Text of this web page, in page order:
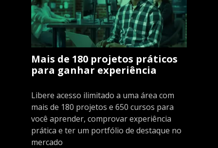
Mais de 180 projetos práticos
para ganhar experiência
Libere acesso ilimitado a uma área com
mais de 180 projetos e 650 cursos para
você aprender, comprovar experiência
prática e ter um portfólio de destaque no
mercado